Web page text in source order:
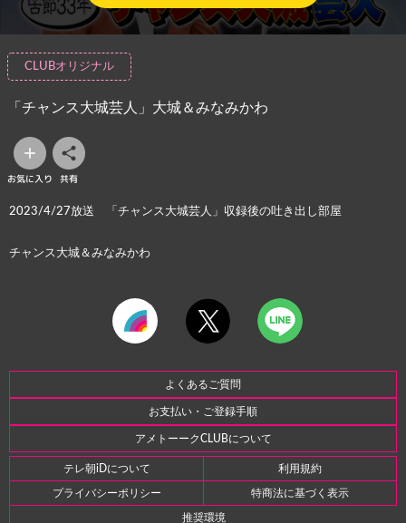
CLUBオリジナル
「チャンス大城芸人」大城＆みなみかわ
お気に入り 共有
2023/4/27放送 「チャンス大城芸人」収録後の吐き出し部屋
チャンス大城＆みなみかわ
よくあるご質問
お支払い・ご登録手順
アメトーークCLUBについて
テレ朝iDについて 利用規約
プライバシーポリシー 特商法に基づく表示
推奨環境